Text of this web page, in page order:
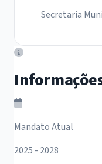
Secretaria
Mandato Atual
2025 - 2028